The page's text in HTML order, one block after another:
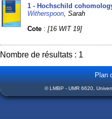
1 - Hochschild
Witherspoon , Sarah
Cote :[16 WIT 19]
Nombre de résultats : 1
Plan
© LMBP - UMR 6620,